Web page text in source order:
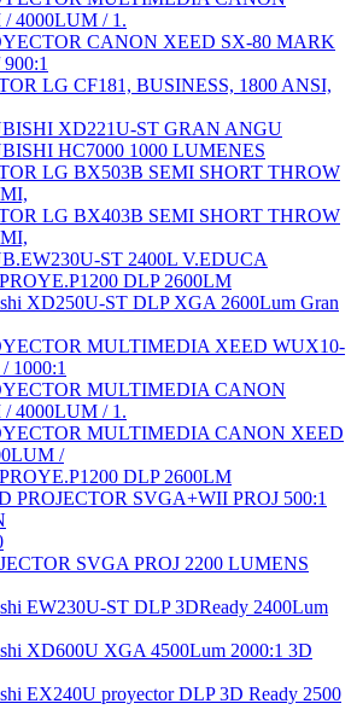
4000LUM / 1.
CANON XEED SX-80 MARK
LG CF181, BUSINESS, 1800 ANSI,
XD221U-ST GRAN ANGU
HC7000 1000 LUMENES
LG BX503B SEMI SHORT THROW
LG BX403B SEMI SHORT THROW
ST 2400L V.EDUCA
DLP 2600LM
XD250U-ST DLP XGA 2600Lum Gran
MULTIMEDIA XEED WUX10-
1000:1
MULTIMEDIA CANON
4000LUM / 1.
MULTIMEDIA CANON XEED
/
DLP 2600LM
PROJECTOR SVGA+WII PROJ 500:1
SVGA PROJ 2200 LUMENS
EW230U-ST DLP 3DReady 2400Lum
XD600U XGA 4500Lum 2000:1 3D
EX240U proyector DLP 3D Ready 2500